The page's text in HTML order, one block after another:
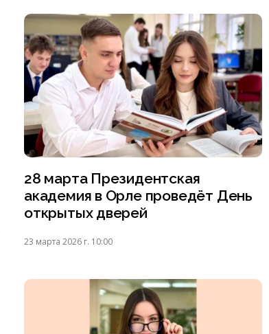
28 марта Президентская
академия в Орле проведёт День
открытых дверей
23 марта 2026 г. 10:00